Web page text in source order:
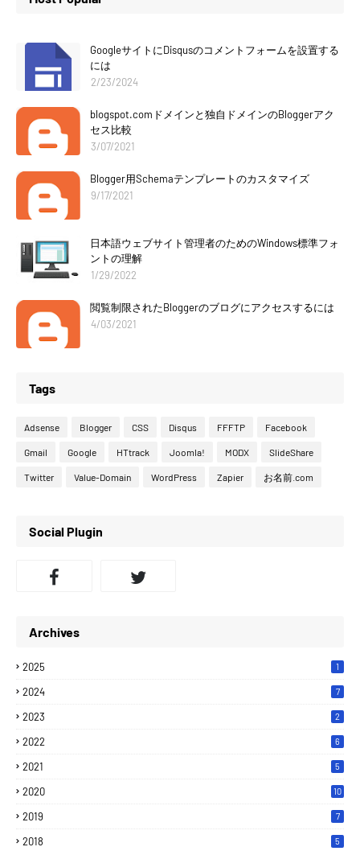
GoogleサイトにDisqusのコメントフォームを設置する
には
2/23/2024
blogspot.comドメインと独自ドメインのBloggerアク
セス比較
3/07/2021
Blogger用Schemaテンプレートのカスタマイズ
9/17/2021
日本語ウェブサイト管理者のためのWindows標準フォ
ントの理解
1/29/2022
閲覧制限されたBloggerのブログにアクセスするには
4/03/2021
Tags
Adsense Blogger CSS Disqus FFFTP Facebook
Gmail Google HTtrack Joomla! MODX SlideShare
Twitter Value-Domain WordPress Zapier お名前.com
Social Plugin
Archives
2025 1
2024 7
2023 2
2022 6
2021 5
2020 10
2019 7
2018 5